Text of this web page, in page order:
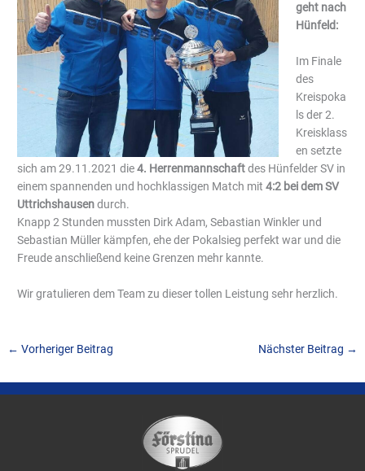
geht nach
Hünfeld:
Im Finale
des
Kreispoka
ls der 2.
Kreisklass
en setzte
sich am 29.11.2021 die4. Herrenmannschaftdes Hünfelder SV in
einem spannenden und hochklassigen Match mit4:2 bei dem SV
Uttrichshausendurch.
Knapp 2 Stunden mussten Dirk Adam, Sebastian Winkler und
Sebastian Müller kämpfen, ehe der Pokalsieg perfekt war und die
Freude anschließend keine Grenzen mehr kannte.
Wir gratulieren dem Team zu dieser tollen Leistung sehr herzlich.
← Vorheriger Beitrag Nächster Beitrag →